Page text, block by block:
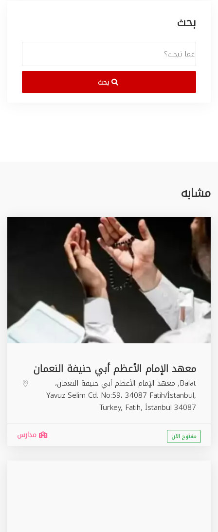
بحث
بحث
مشابه
معهد الإمام الأعظم أبي حنيفة النعمان
Balat, معهد الإمام الأعظم أبي حنيفة النعمان،
Yavuz Selim Cd. No:59، 34087 Fatih/İstanbul,
Turkey, Fatih, İstanbul 34087
مدارس مفتوح الان